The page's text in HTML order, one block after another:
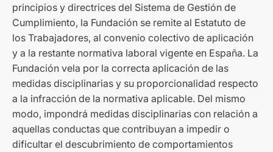
principios y directrices del Sistema de Gestión de
Cumplimiento, la Fundación se remite al Estatuto de
los Trabajadores, al convenio colectivo de aplicación
y a la restante normativa laboral vigente en España. La
Fundación vela por la correcta aplicación de las
medidas disciplinarias y su proporcionalidad respecto
a la infracción de la normativa aplicable. Del mismo
modo, impondrá medidas disciplinarias con relación a
aquellas conductas que contribuyan a impedir o
dificultar el descubrimiento de comportamientos